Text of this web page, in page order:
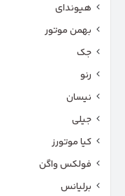
هیوندای
بهمن موتور
جک
رنو
نیسان
جیلی
کیا موتورز
فولکس واگن
برلیانس